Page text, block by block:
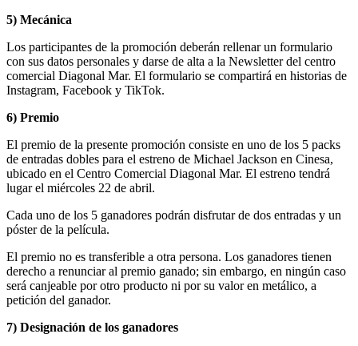
5) Mecánica
Los participantes de la promoción deberán rellenar un formulario
con sus datos personales y darse de alta a la Newsletter del centro
comercial Diagonal Mar. El formulario se compartirá en historias de
Instagram, Facebook y TikTok.
6) Premio
El premio de la presente promoción consiste en uno de los 5 packs
de entradas dobles para el estreno de Michael Jackson en Cinesa,
ubicado en el Centro Comercial Diagonal Mar. El estreno tendrá
lugar el miércoles 22 de abril.
Cada uno de los 5 ganadores podrán disfrutar de dos entradas y un
póster de la película.
El premio no es transferible a otra persona. Los ganadores tienen
derecho a renunciar al premio ganado; sin embargo, en ningún caso
será canjeable por otro producto ni por su valor en metálico, a
petición del ganador.
7) Designación de los ganadores